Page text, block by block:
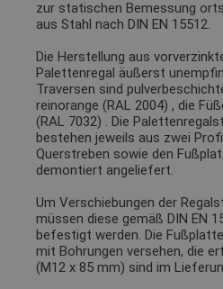
zur statischen Bemessung
aus Stahl nach DIN EN 15512.
Die Herstellung aus
Palettenregal äußerst
Traversen sind
reinorange (RAL 2004) , die
(RAL 7032) . Die
bestehen jeweils aus zwei
Querstreben sowie den
demontiert angeliefert.
Um Verschiebungen der
müssen diese gemäß DIN EN
befestigt werden. Die
mit Bohrungen versehen, die
(M12 x 85 mm) sind im